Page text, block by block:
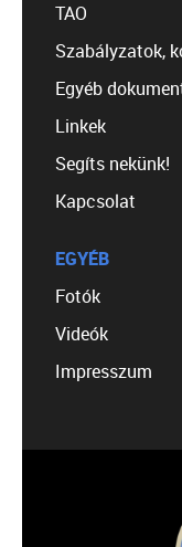
TAO
Szabályzatok,
Egyéb
Linkek
Segíts nekünk!
Kapcsolat
EGYÉB
Fotók
Videók
Impresszum